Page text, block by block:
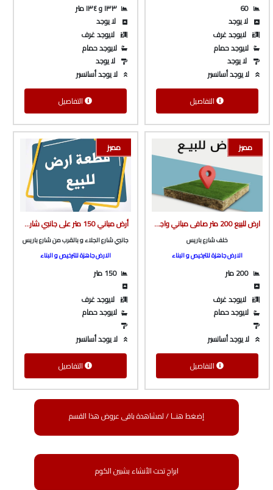
60
لا يوجد
لايوجد غرف
لايوجد حمام
لا يوجد
لا يوجد أسانسير
التفاصيل
١٣٣ و ١٣٤ متر
لا يوجد
لايوجد غرف
لايوجد حمام
لا يوجد
لا يوجد أسانسير
التفاصيل
مميز
ارض للبيع 200 متر صافى مباني واجهه بحريه خلف شارع باريس ع شارع بعرض 10 متر من شركة الوسيط العقارية بشبين الكوم
خلف شارع باريس
الارض جاهزة للترخيص و البناء
200 متر
لايوجد غرف
لايوجد حمام
لا يوجد أسانسير
التفاصيل
مميز
أرض مباني 150 متر على جانبي شارع الجلاء بالقرب من كنافة و بسبوسه و بالقرب من شارع باريس من شركة الوسيط العقارية بشبين الكوم
جانبي شارع الجلاء و بالقرب من شارع باريس
الارض جاهزة للترخيص و البناء
150 متر
لايوجد غرف
لايوجد حمام
لا يوجد أسانسير
التفاصيل
إضغط هنــا / لمشاهدة باقى عروض هذا القسم
ابراج تحت الأنشاء بشبين الكوم